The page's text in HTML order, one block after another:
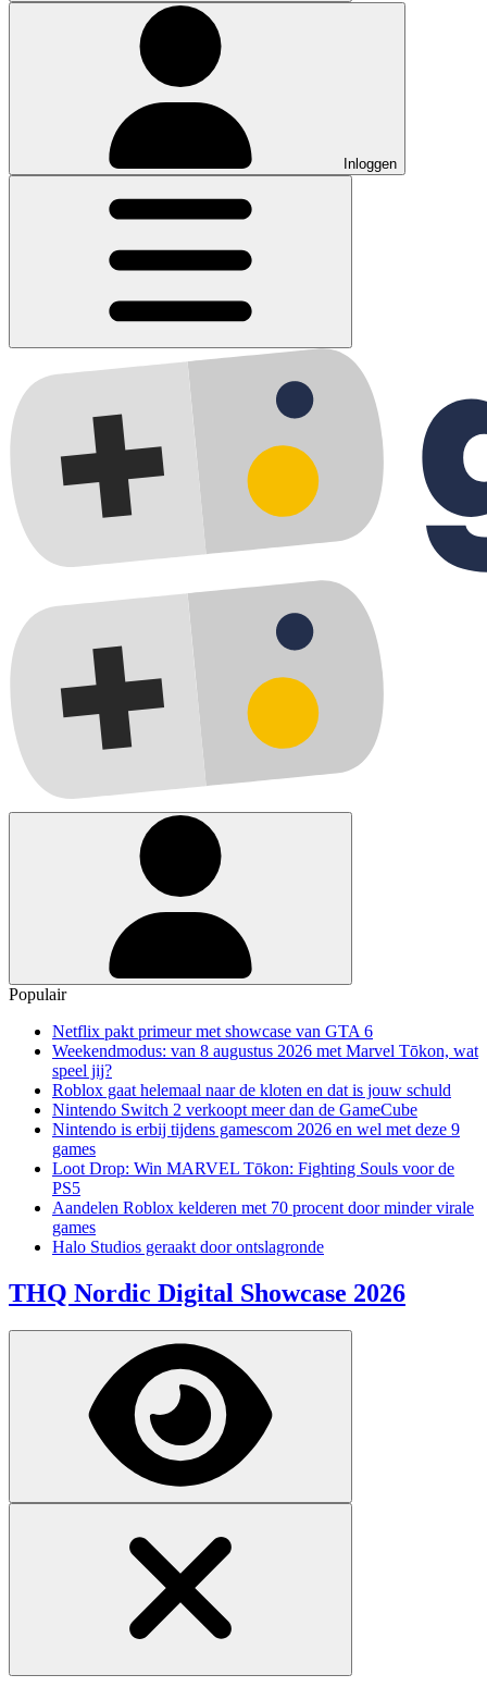
Inloggen
Populair
Netflix pakt primeur met showcase van GTA 6
Weekendmodus: van 8 augustus 2026 met Marvel Tōkon, wat
speel jij?
Roblox gaat helemaal naar de kloten en dat is jouw schuld
Nintendo Switch 2 verkoopt meer dan de GameCube
Nintendo is erbij tijdens gamescom 2026 en wel met deze 9
games
Loot Drop: Win MARVEL Tōkon: Fighting Souls voor de
PS5
Aandelen Roblox kelderen met 70 procent door minder virale
games
Halo Studios geraakt door ontslagronde
THQ Nordic Digital Showcase 2026